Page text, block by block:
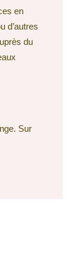
en
d’autres
du
Sur